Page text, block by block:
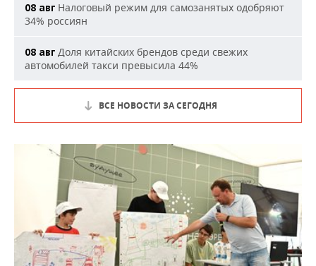
08 авг Налоговый режим для самозанятых одобряют
34% россиян
08 авг Доля китайских брендов среди свежих
автомобилей такси превысила 44%
ВСЕ НОВОСТИ ЗА СЕГОДНЯ